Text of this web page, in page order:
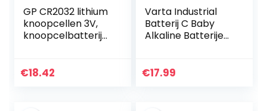
GP CR2032 lithium
knoopcellen 3V,
knoopcelbatterije
Volt (40 stuks in 8
€18.42
Varta Industrial
Batterij C Baby
Alkaline Batterijen
Blauw
€17.99